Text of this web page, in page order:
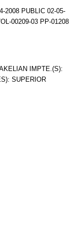
2008 PUBLIC 02-05-
00209-03 PP-01208
IMPTE.(S):
SUPERIOR